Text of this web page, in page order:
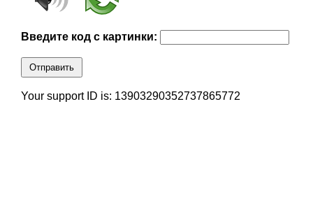
Введите код с картинки:
Отправить
Your support ID is: 13903290352737865772